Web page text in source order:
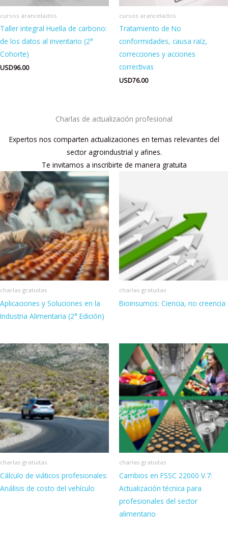
cursos arancelados
Taller integral Huella de carbono:
de los datos al inventario (2°
Cohorte)
USD96.00
cursos arancelados
Tratamiento de No
conformidades, causa raíz,
correcciones y acciones
correctivas
USD76.00
Charlas de actualización profesional
Expertos nos comparten actualizaciones en temas relevantes del
sector agroindustrial y afines.
Te invitamos a inscribirte de manera gratuita
charlas gratuitas
Aplicaciones y Soluciones en la
Industria Alimentaria (2° Edición)
charlas gratuitas
Bioinsumos: Ciencia, no creencia
charlas gratuitas
Cálculo de viáticos profesionales:
Análisis de costo del vehículo
charlas gratuitas
Cambios en FSSC 22000 V.7:
Actualización técnica para
profesionales del sector
alimentario